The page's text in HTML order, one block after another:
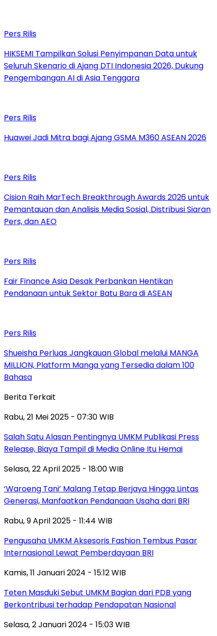
Pers Rilis
HIKSEMI Tampilkan Solusi Penyimpanan Data untuk
Seluruh Skenario di Ajang DTI Indonesia 2026, Dukung
Pengembangan AI di Asia Tenggara
Pers Rilis
Huawei Jadi Mitra bagi Ajang GSMA M360 ASEAN 2026
Pers Rilis
Cision Raih MarTech Breakthrough Awards 2026 untuk
Pemantauan dan Analisis Media Sosial, Distribusi Siaran
Pers, dan AEO
Pers Rilis
Fair Finance Asia Desak Perbankan Hentikan
Pendanaan untuk Sektor Batu Bara di ASEAN
Pers Rilis
Shueisha Perluas Jangkauan Global melalui MANGA
MILLION, Platform Manga yang Tersedia dalam 100
Bahasa
Berita Terkait
Rabu, 21 Mei 2025 - 07:30 WIB
Salah Satu Alasan Pentingnya UMKM Publikasi Press
Release, Biaya Tampil di Media Online Itu Hemai
Selasa, 22 April 2025 - 18:00 WIB
‘Waroeng Tani’ Malang Tetap Berjaya Hingga Lintas
Generasi, Manfaatkan Pendanaan Usaha dari BRI
Rabu, 9 April 2025 - 11:44 WIB
Pengusaha UMKM Aksesoris Fashion Tembus Pasar
Internasional Lewat Pemberdayaan BRI
Kamis, 11 Januari 2024 - 15:12 WIB
Teten Masduki Sebut UMKM Bagian dari PDB yang
Berkontribusi terhadap Pendapatan Nasional
Selasa, 2 Januari 2024 - 15:03 WIB